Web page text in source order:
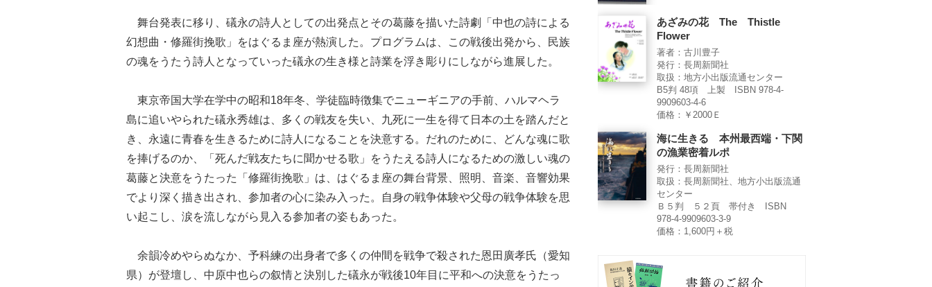
舞台発表に移り、礒永の詩人としての出発点とその葛藤を描いた詩劇「中也の詩による
幻想曲・修羅街挽歌」をはぐるま座が熱演した。プログラムは、この戦後出発から、民族
の魂をうたう詩人となっていった礒永の生き様と詩業を浮き彫りにしながら進展した。
東京帝国大学在学中の昭和18年冬、学徒臨時徴集でニューギニアの手前、ハルマヘラ
島に追いやられた礒永秀雄は、多くの戦友を失い、九死に一生を得て日本の土を踏んだと
き、永遠に青春を生きるために詩人になることを決意する。だれのために、どんな魂に歌
を捧げるのか、「死んだ戦友たちに聞かせる歌」をうたえる詩人になるための激しい魂の
葛藤と決意をうたった「修羅街挽歌」は、はぐるま座の舞台背景、照明、音楽、音響効果
でより深く描き出され、参加者の心に染み入った。自身の戦争体験や父母の戦争体験を思
い起こし、涙を流しながら見入る参加者の姿もあった。
余韻冷めやらぬなか、予科練の出身者で多くの仲間を戦争で殺された恩田廣孝氏（愛知
県）が登壇し、中原中也らの叙情と決別した礒永が戦後10年目に平和への決意をうたっ
あざみの花 The Thistle
Flower
著者：古川豊子
発行：長周新聞社
取扱：地方小出版流通センター
B5判 48項 上製 ISBN 978-4-
9909603-4-6
価格：￥2000Ｅ
海に生きる 本州最西端・下関
の漁業密着ルポ
発行：長周新聞社
取扱：長周新聞社、地方小出版流通
センター
Ｂ５判 ５２頁 帯付き ISBN
978-4-9909603-3-9
価格：1,600円＋税